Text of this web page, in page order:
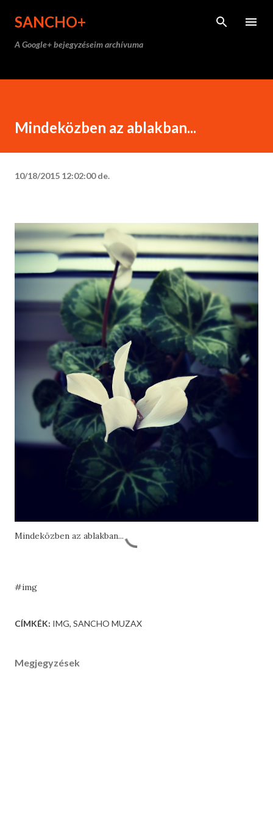
SANCHO+
A Google+ bejegyzéseim archívuma
Mindeközben az ablakban...
10/18/2015 12:02:00 de.
Mindeközben az ablakban...
#img
CÍMKÉK: IMG SANCHO MUZAX
Megjegyzések